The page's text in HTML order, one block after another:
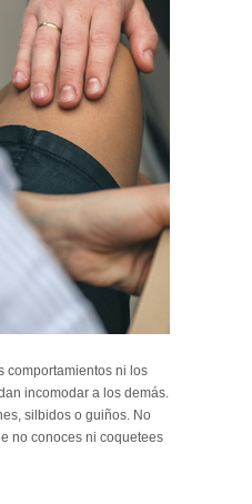
comportamientos ni los
incomodar a los demás.
silbidos o guiños. No
no conoces ni coquetees